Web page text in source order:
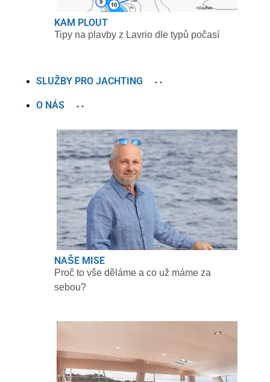
KAM PLOUT
Tipy na plavby z Lavrio dle typů počasí
SLUŽBY PRO JACHTING
O NÁS
NAŠE MISE
Proč to vše děláme a co už máme za
sebou?